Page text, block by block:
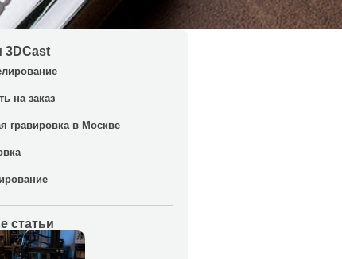
3DCast
на заказ
гравировка в Москве
статьи